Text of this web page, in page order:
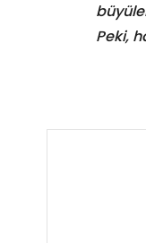
Peki,